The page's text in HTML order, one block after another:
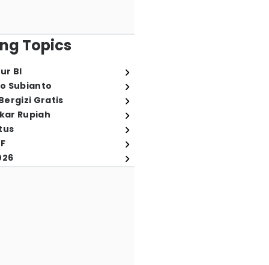
Topics
BI
Subianto
Gratis
Rupiah